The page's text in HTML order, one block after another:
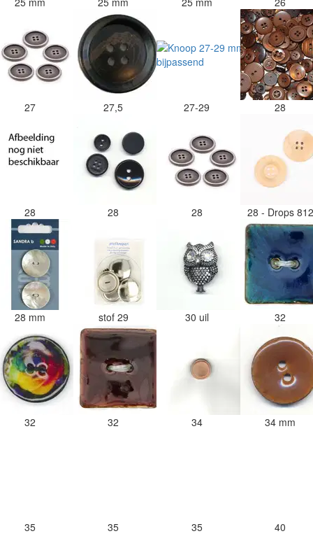
27 27,5 27-29 28
28 28 28 28 - Drops
28 mm stof 29 30 uil 32
32 32 34 34 mm
35 35 35 40